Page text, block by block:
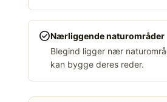
check_circleNærliggende naturområder
Blegind ligger nær
kan bygge deres reder.